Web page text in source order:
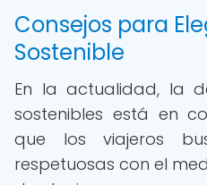
Consejos para
Sostenible
En la actualidad, la
sostenibles está en
que los viajeros
respetuosas con el